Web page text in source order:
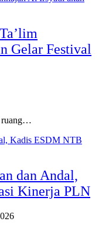
Gelar Festival
ruang…
dan Andal,
Kinerja PLN